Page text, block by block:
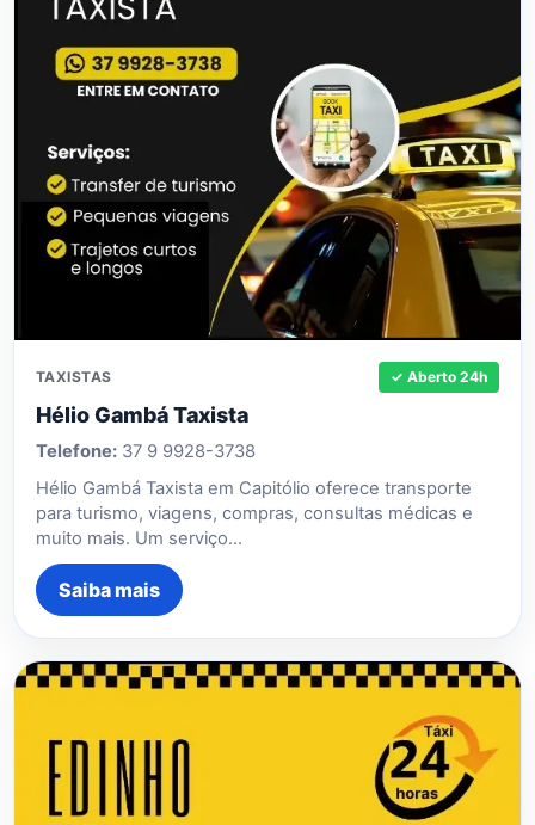
TAXISTAS ✓ Aberto 24h
Hélio Gambá Taxista
Telefone: 37 9 9928-3738
Hélio Gambá Taxista em Capitólio oferece transporte
para turismo, viagens, compras, consultas médicas e
muito mais. Um serviço…
Saiba mais